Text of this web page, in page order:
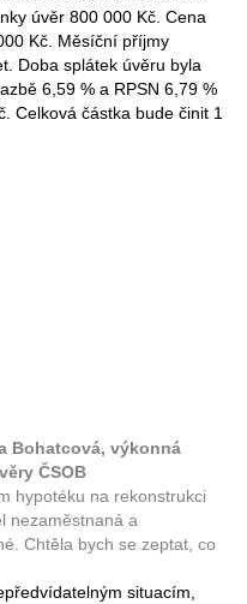
úvěr 800 000 Kč. Cena
Kč. Měsíční příjmy
Doba splátek úvěru byla
6,59 % a RPSN 6,79 %
Celková částka bude činit 1
Bohatcová, výkonná
ČSOB
hypotéku na rekonstrukci
nezaměstnaná a
Chtěla bych se zeptat, co
situacím,